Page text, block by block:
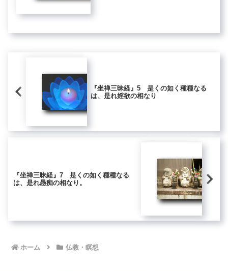
『坐禅三昧経』5 是くの如く種種なる
は、是れ婬欲の相なり
『坐禅三昧経』7 是くの如く種種なる
は、是れ愚痴の相なり。
ホーム 仏教・瞑想